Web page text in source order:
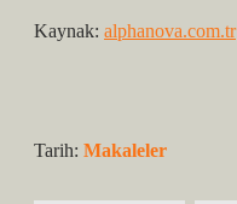
Kaynak: alphanova.com.tr
Tarih: Makaleler